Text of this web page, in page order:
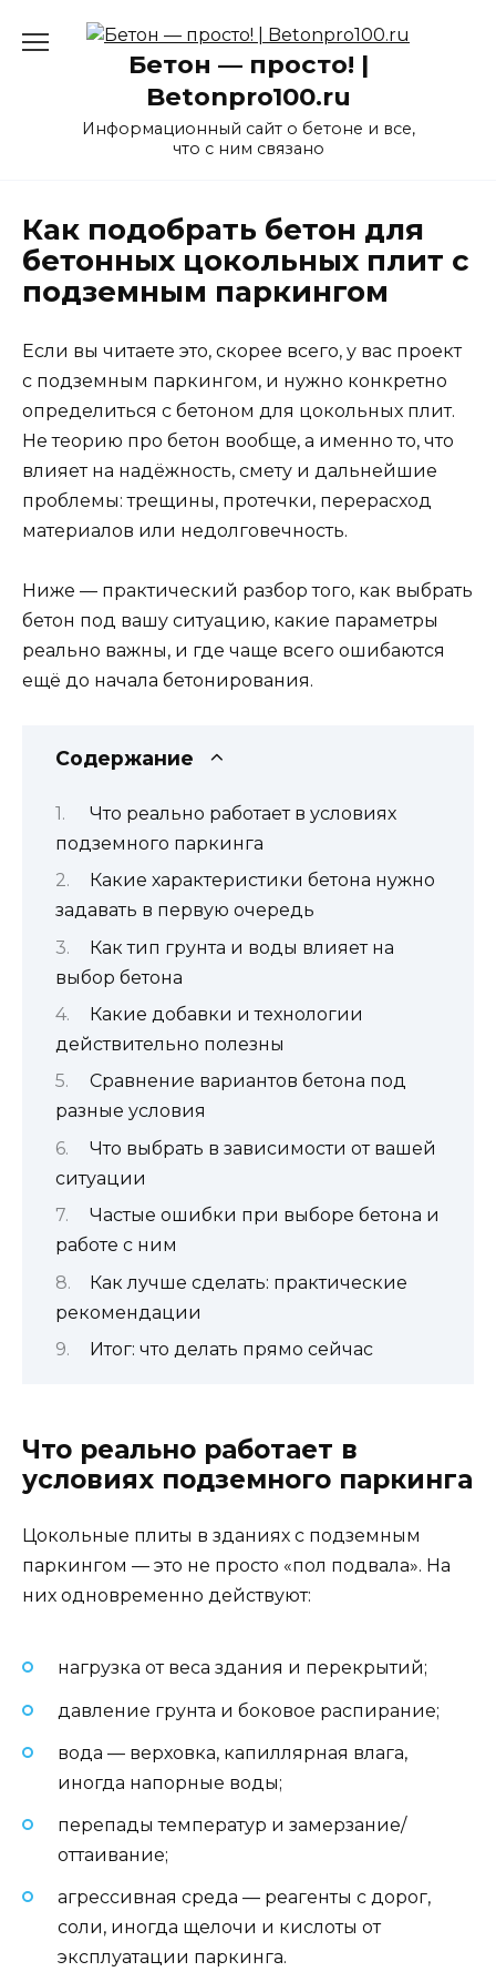
Бетон — просто! |
Betonpro100.ru
Информационный сайт о бетоне и все,
что с ним связано
Как подобрать бетон для
бетонных цокольных плит с
подземным паркингом
Если вы читаете это, скорее всего, у вас проект
с подземным паркингом, и нужно конкретно
определиться с бетоном для цокольных плит.
Не теорию про бетон вообще, а именно то, что
влияет на надёжность, смету и дальнейшие
проблемы: трещины, протечки, перерасход
материалов или недолговечность.
Ниже — практический разбор того, как выбрать
бетон под вашу ситуацию, какие параметры
реально важны, и где чаще всего ошибаются
ещё до начала бетонирования.
Содержание
Что реально работает в условиях
подземного паркинга
Какие характеристики бетона нужно
задавать в первую очередь
Как тип грунта и воды влияет на
выбор бетона
Какие добавки и технологии
действительно полезны
Сравнение вариантов бетона под
разные условия
Что выбрать в зависимости от вашей
ситуации
Частые ошибки при выборе бетона и
работе с ним
Как лучше сделать: практические
рекомендации
Итог: что делать прямо сейчас
Что реально работает в
условиях подземного паркинга
Цокольные плиты в зданиях с подземным
паркингом — это не просто «пол подвала». На
них одновременно действуют:
нагрузка от веса здания и перекрытий;
давление грунта и боковое распирание;
вода — верховка, капиллярная влага,
иногда напорные воды;
перепады температур и замерзание/
оттаивание;
агрессивная среда — реагенты с дорог,
соли, иногда щелочи и кислоты от
эксплуатации паркинга.